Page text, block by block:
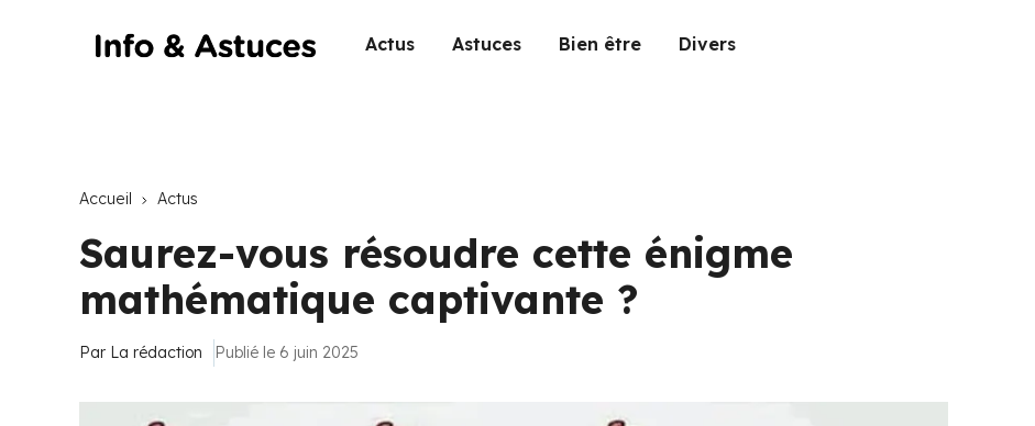
Actus Astuces Bien être Divers
Accueil Actus
Saurez-vous résoudre cette énigme
mathématique captivante ?
Par La rédaction Publié le 6 juin 2025